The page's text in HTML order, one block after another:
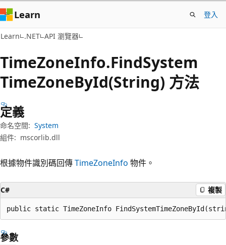
Learn 登入
Learn .NET API 瀏覽器
TimeZoneInfo.FindSystem
TimeZoneById(String) 方法
定義
命名空間: System
組件: mscorlib.dll
根據物件識別碼回傳TimeZoneInfo 物件。
C# 複製
public static TimeZoneInfo
參數